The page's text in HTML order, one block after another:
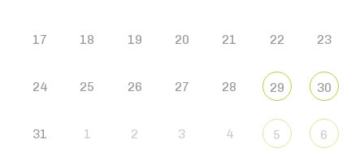
17 18 19 20 21 22 23
24 25 26 27 28 29 30
31 1 2 3 4 5 6